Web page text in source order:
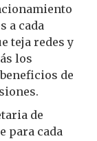
a cada
teja redes y
los
de
de
para cada